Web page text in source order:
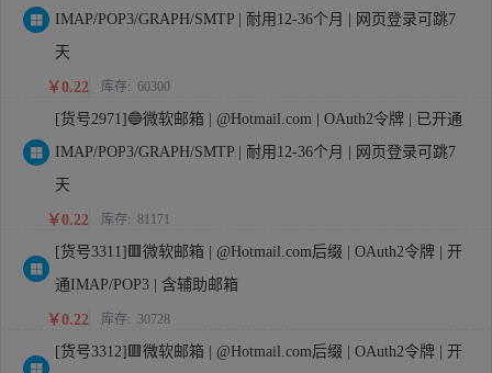
IMAP/POP3/GRAPH/SMTP | 耐用12-36个月 | 网页登录可跳7
天
￥0.22 库存: 60300
[货号2971]🔵微软邮箱 | @Hotmail.com | OAuth2令牌 | 已开通
IMAP/POP3/GRAPH/SMTP | 耐用12-36个月 | 网页登录可跳7
天
￥0.22 库存: 81171
[货号3311]🟥微软邮箱 | @Hotmail.com后缀 | OAuth2令牌 | 开
通IMAP/POP3 | 含辅助邮箱
￥0.22 库存: 30728
[货号3312]🟥微软邮箱 | @Hotmail.com后缀 | OAuth2令牌 | 开